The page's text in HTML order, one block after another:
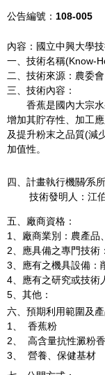
公告編號： 108-005
內容：國立中興大學
一、技術名稱(Know-
二、技術來源：農委會
三、技術內容：
香蕉是國內大宗水
增加其貯存性、加工
及提升粉末之品質(減
加值性。
四、計畫執行機關∕系
技術發明人：江伯
五、廠商資格：
1、廠商業別：農產品
2、應具備之專門技術
3、應有之機具設備：
4、應有之研究或技術
5、其他：
六、預期利用範圍及產
1、 香蕉粉
2、 高含量抗性澱粉
3、 營養、保健基材